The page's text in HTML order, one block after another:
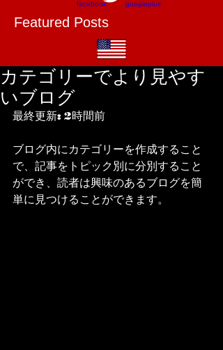
Featured Posts
カテゴリーでより見やす
いブログ
最終更新: 2時間前
ブログ内にカテゴリーを作成すること
で、記事をトピック別に分別すること
ができ、読者は興味のあるブログを簡
単に見つけることができます。